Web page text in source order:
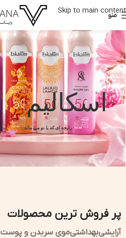
Skip to main content
منو
رایحه ای که با تو می ماند...
اسکالیم
پر فروش ترین محصولات
آرایشیبهداشتیموی سربدن و پوست